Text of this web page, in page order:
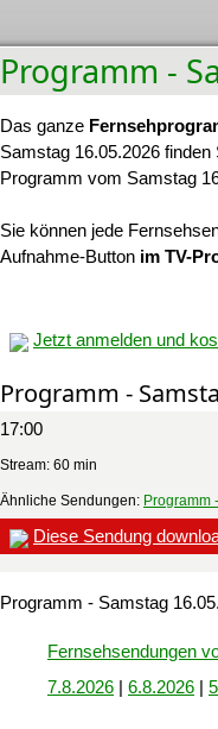
Programm -
Das ganze
Samstag 16.05.2026
Programm vom Samstag
Sie können jede
Aufnahme-Button im TV-
Jetzt anmelden und
Programm -
17:00
Stream: 60 min
Ähnliche Sendungen: Programm
Diese Sendung
Programm - Samstag
Fernsehsendungen
7.8.2026 | 6.8.2026 |